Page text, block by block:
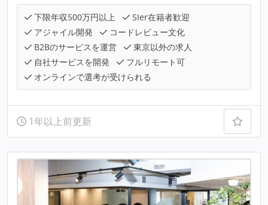
下限年収500万円以上
SIer在籍者歓迎
アジャイル開発
コードレビュー文化
B2Bのサービスを運営
東京以外の求人
自社サービスを開発
フルリモート可
オンラインで選考が受けられる
1年以上前更新